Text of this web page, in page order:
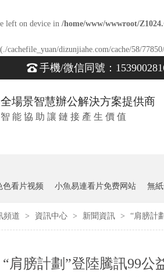
left on device in /home/www/wwwroot/
cachefile_yuan/dizunjiahe.com/cache/58/
手機/微信同號：
全場景智慧辦公解決方案提供商
智 能 協 助 讓 鏈 接 產 生 價 值
色看片视频 小魚易連看片免费网站 無
頻道 > 資訊中心 > 新聞資訊 > “肩膀計
“肩膀計劃”登陸騰訊99